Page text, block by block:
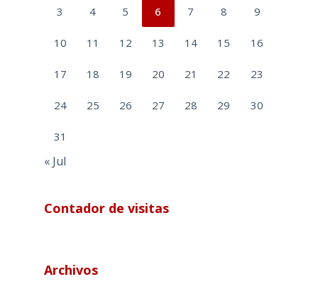
3 4 5 6 7 8 9
10 11 12 13 14 15 16
17 18 19 20 21 22 23
24 25 26 27 28 29 30
31
« Jul
Contador de visitas
Archivos